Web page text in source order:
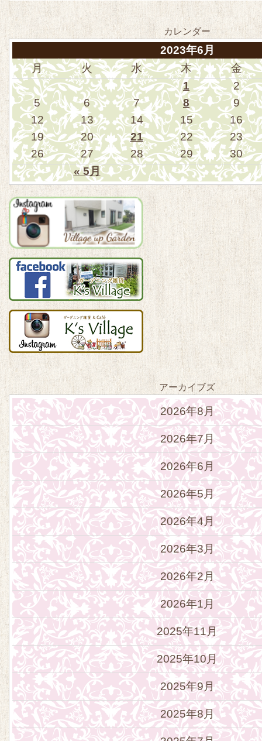
カレンダー
2023年6月
月
火 水 木 金
« 5月
1
2
5
6 7 8
9
12
13 14 15
16
19
20 21 22
23
26
27 28 29 30
アーカイブズ
2026年8月
2026年7月
2026年6月
2026年5月
2026年4月
2026年3月
2026年2月
2026年1月
2025年11月
2025年10月
2025年9月
2025年8月